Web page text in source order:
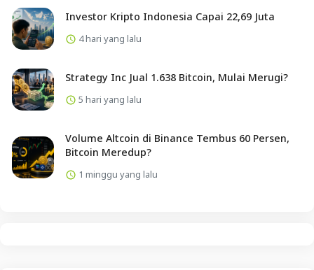
Investor Kripto Indonesia Capai 22,69 Juta
4 hari yang lalu
Strategy Inc Jual 1.638 Bitcoin, Mulai Merugi?
5 hari yang lalu
Volume Altcoin di Binance Tembus 60 Persen,
Bitcoin Meredup?
1 minggu yang lalu